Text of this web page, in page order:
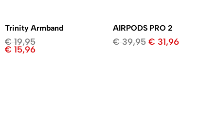
Trinity Armband
€19,95
€ 15,96
AIRPODS PRO 2
€39,95 € 31,96